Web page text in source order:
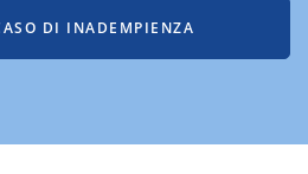
DI INADEMPIENZA